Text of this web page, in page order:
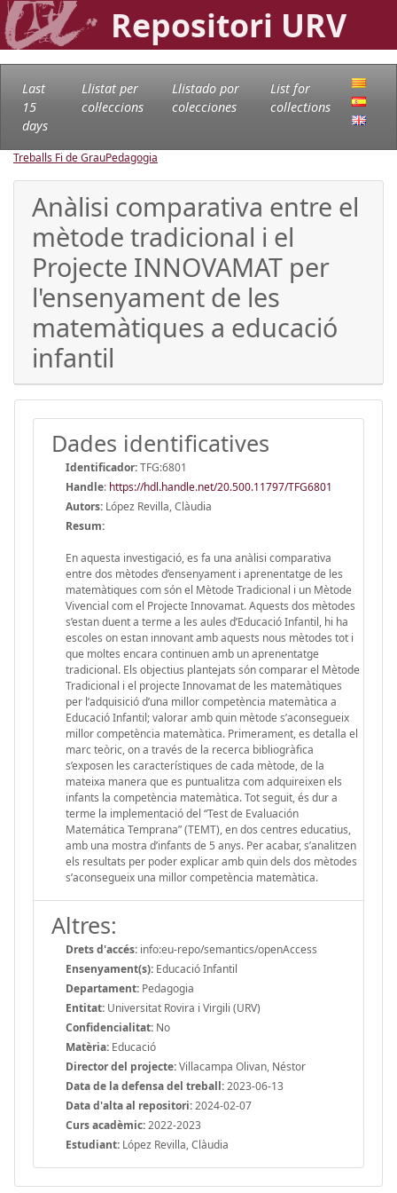
Repositori URV
Last
15
days
Llistat per
col·leccions
Llistado por
colecciones
List for
collections
Treballs Fi de GrauPedagogia
Anàlisi comparativa entre el
mètode tradicional i el
Projecte INNOVAMAT per
l'ensenyament de les
matemàtiques a educació
infantil
Dades identificatives
Identificador:TFG:6801
Handle: https://hdl.handle.net/20.500.11797/TFG6801
Autors: López Revilla, Clàudia
Resum:
En aquesta investigació, es fa una anàlisi comparativa
entre dos mètodes d’ensenyament i aprenentatge de les
matemàtiques com són el Mètode Tradicional i un Mètode
Vivencial com el Projecte Innovamat. Aquests dos mètodes
s’estan duent a terme a les aules d’Educació Infantil, hi ha
escoles on estan innovant amb aquests nous mètodes tot i
que moltes encara continuen amb un aprenentatge
tradicional. Els objectius plantejats són comparar el Mètode
Tradicional i el projecte Innovamat de les matemàtiques
per l’adquisició d’una millor competència matemàtica a
Educació Infantil; valorar amb quin mètode s’aconsegueix
millor competència matemàtica. Primerament, es detalla el
marc teòric, on a través de la recerca bibliogràfica
s’exposen les característiques de cada mètode, de la
mateixa manera que es puntualitza com adquireixen els
infants la competència matemàtica. Tot seguit, és dur a
terme la implementació del “Test de Evaluación
Matemática Temprana” (TEMT), en dos centres educatius,
amb una mostra d’infants de 5 anys. Per acabar, s’analitzen
els resultats per poder explicar amb quin dels dos mètodes
s’aconsegueix una millor competència matemàtica.
Altres:
Drets d'accés: info:eu-repo/semantics/openAccess
Ensenyament(s): Educació Infantil
Departament: Pedagogia
Entitat: Universitat Rovira i Virgili (URV)
Confidencialitat: No
Matèria: Educació
Director del projecte:Villacampa Olivan, Néstor
Data de la defensa del treball:2023-06-13
Data d'alta al repositori:2024-02-07
Curs acadèmic:2022-2023
Estudiant: López Revilla, Clàudia